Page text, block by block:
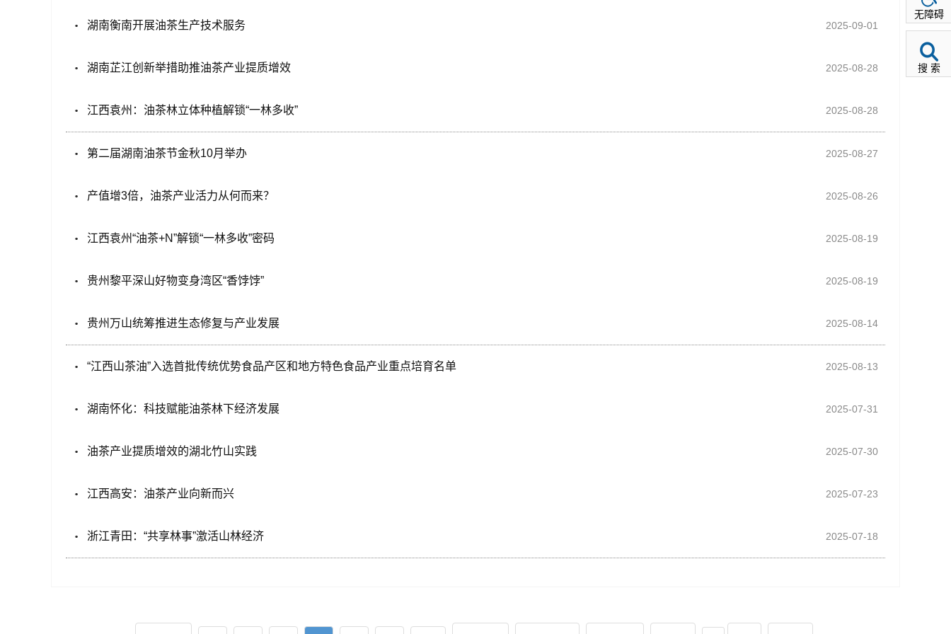
2025-09-01
湖南衡南开展油茶生产技术服务
2025-08-28
湖南芷江创新举措助推油茶产业提质增效
2025-08-28
江西袁州：油茶林立体种植解锁“一林多收”
2025-08-27
第二届湖南油茶节金秋10月举办
2025-08-26
产值增3倍，油茶产业活力从何而来？
2025-08-19
江西袁州“油茶+N”解锁“一林多收”密码
2025-08-19
贵州黎平深山好物变身湾区“香饽饽”
2025-08-14
贵州万山统筹推进生态修复与产业发展
2025-08-13
“江西山茶油”入选首批传统优势食品产区和地方特色食品产业重点培育名单
2025-07-31
湖南怀化：科技赋能油茶林下经济发展
2025-07-30
油茶产业提质增效的湖北竹山实践
2025-07-23
江西高安：油茶产业向新而兴
2025-07-18
浙江青田：“共享林事”激活山林经济
无障碍
搜 索